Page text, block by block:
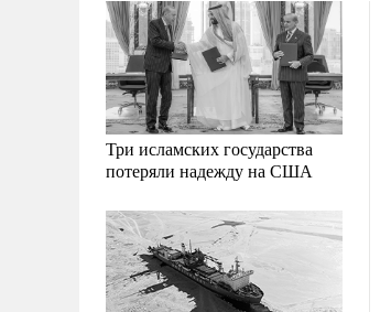
Три исламских государства
потеряли надежду на США